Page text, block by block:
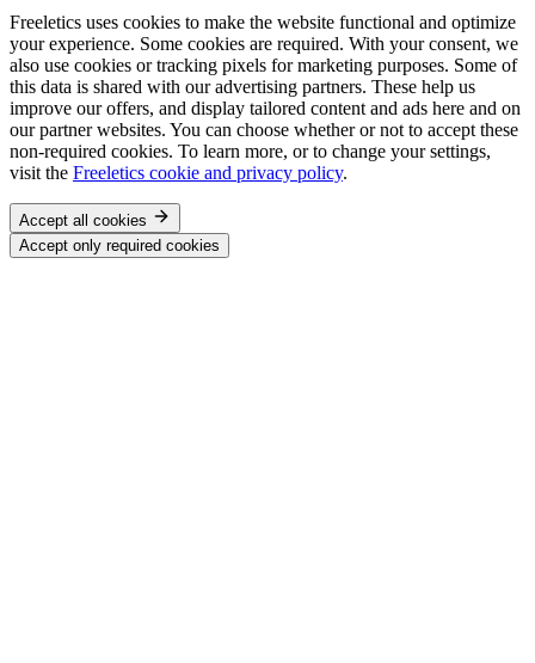
Freeletics uses cookies to make the website functional and optimize
your experience. Some cookies are required. With your consent, we
also use cookies or tracking pixels for marketing purposes. Some of
this data is shared with our advertising partners. These help us
improve our offers, and display tailored content and ads here and on
our partner websites. You can choose whether or not to accept these
non-required cookies. To learn more, or to change your settings,
visit the Freeletics cookie and privacy policy.
Accept all cookies
Accept only required cookies